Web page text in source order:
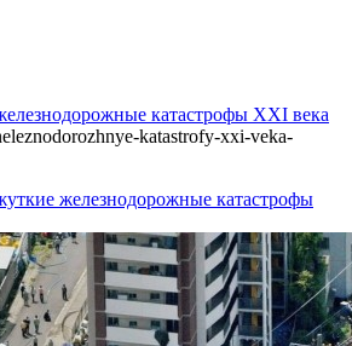
катастрофы XXI века
katastrofy-xxi-veka-
железнодорожные катастрофы